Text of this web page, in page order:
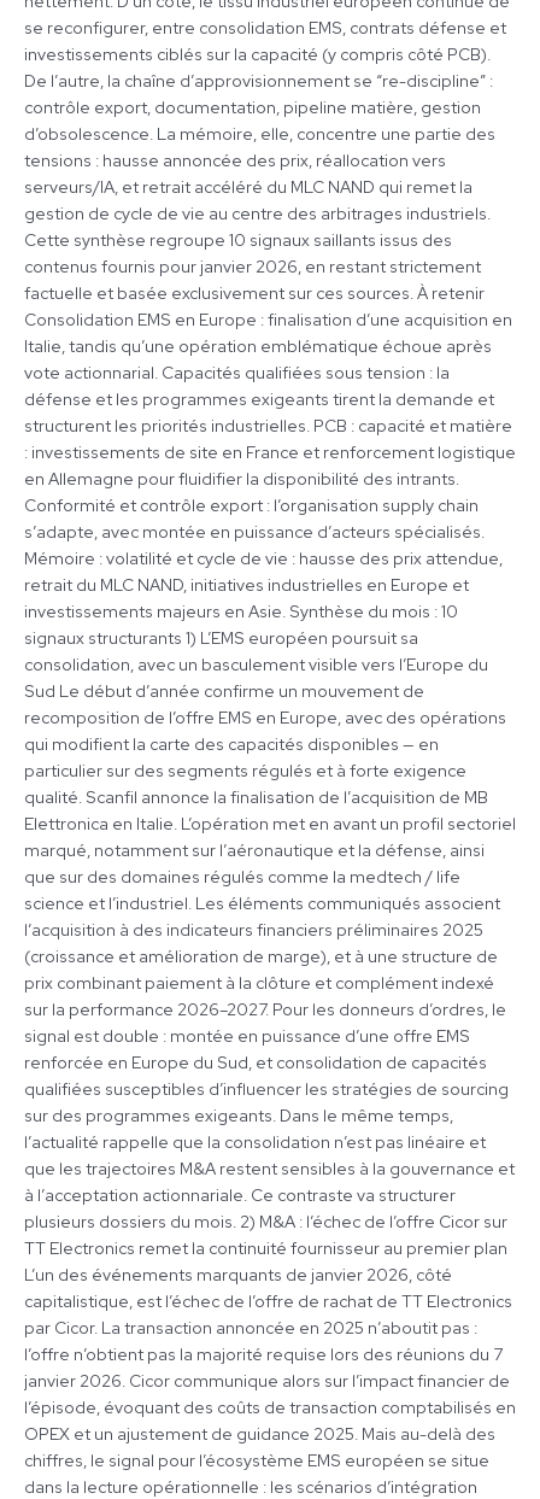
se reconfigurer, entre consolidation EMS, contrats défense et
investissements ciblés sur la capacité (y compris côté PCB).
De l’autre, la chaîne d’approvisionnement se “re-discipline” :
contrôle export, documentation, pipeline matière, gestion
d’obsolescence. La mémoire, elle, concentre une partie des
tensions : hausse annoncée des prix, réallocation vers
serveurs/IA, et retrait accéléré du MLC NAND qui remet la
gestion de cycle de vie au centre des arbitrages industriels.
Cette synthèse regroupe 10 signaux saillants issus des
contenus fournis pour janvier 2026, en restant strictement
factuelle et basée exclusivement sur ces sources. À retenir
Consolidation EMS en Europe : finalisation d’une acquisition en
Italie, tandis qu’une opération emblématique échoue après
vote actionnarial. Capacités qualifiées sous tension : la
défense et les programmes exigeants tirent la demande et
structurent les priorités industrielles. PCB : capacité et matière
: investissements de site en France et renforcement logistique
en Allemagne pour fluidifier la disponibilité des intrants.
Conformité et contrôle export : l’organisation supply chain
s’adapte, avec montée en puissance d’acteurs spécialisés.
Mémoire : volatilité et cycle de vie : hausse des prix attendue,
retrait du MLC NAND, initiatives industrielles en Europe et
investissements majeurs en Asie. Synthèse du mois : 10
signaux structurants 1) L’EMS européen poursuit sa
consolidation, avec un basculement visible vers l’Europe du
Sud Le début d’année confirme un mouvement de
recomposition de l’offre EMS en Europe, avec des opérations
qui modifient la carte des capacités disponibles — en
particulier sur des segments régulés et à forte exigence
qualité. Scanfil annonce la finalisation de l’acquisition de MB
Elettronica en Italie. L’opération met en avant un profil sectoriel
marqué, notamment sur l’aéronautique et la défense, ainsi
que sur des domaines régulés comme la medtech / life
science et l’industriel. Les éléments communiqués associent
l’acquisition à des indicateurs financiers préliminaires 2025
(croissance et amélioration de marge), et à une structure de
prix combinant paiement à la clôture et complément indexé
sur la performance 2026–2027. Pour les donneurs d’ordres, le
signal est double : montée en puissance d’une offre EMS
renforcée en Europe du Sud, et consolidation de capacités
qualifiées susceptibles d’influencer les stratégies de sourcing
sur des programmes exigeants. Dans le même temps,
l’actualité rappelle que la consolidation n’est pas linéaire et
que les trajectoires M&A restent sensibles à la gouvernance et
à l’acceptation actionnariale. Ce contraste va structurer
plusieurs dossiers du mois. 2) M&A : l’échec de l’offre Cicor sur
TT Electronics remet la continuité fournisseur au premier plan
L’un des événements marquants de janvier 2026, côté
capitalistique, est l’échec de l’offre de rachat de TT Electronics
par Cicor. La transaction annoncée en 2025 n’aboutit pas :
l’offre n’obtient pas la majorité requise lors des réunions du 7
janvier 2026. Cicor communique alors sur l’impact financier de
l’épisode, évoquant des coûts de transaction comptabilisés en
OPEX et un ajustement de guidance 2025. Mais au-delà des
chiffres, le signal pour l’écosystème EMS européen se situe
dans la lecture opérationnelle : les scénarios d’intégration